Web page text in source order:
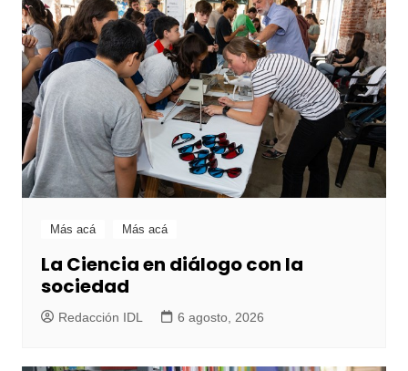
Más acá Más acá
La Ciencia en diálogo con la
sociedad
Redacción IDL 6 agosto, 2026